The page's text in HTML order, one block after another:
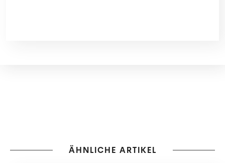
ÄHNLICHE ARTIKEL